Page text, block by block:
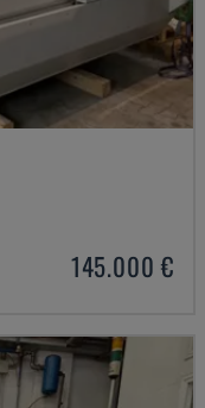
145.000 €